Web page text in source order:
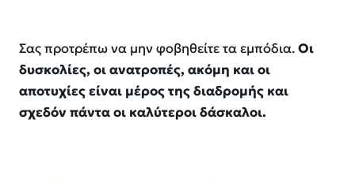
Σας προτρέπω να μην φοβηθείτε τα εμπόδια.Οι
δυσκολίες, οι ανατροπές, ακόμη και οι
αποτυχίες είναι μέρος της διαδρομής και
σχεδόν πάντα οι καλύτεροι δάσκαλοι.